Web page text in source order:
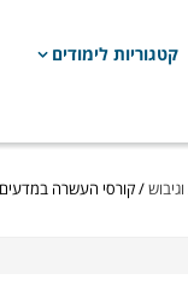
קטגוריות לימודים
/קורסי העשרה במדעים